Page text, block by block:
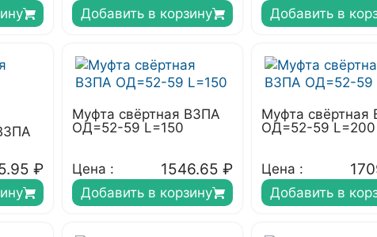
Добавить в корзину Добавить в
₽
Муфта свёртная ВЗПА
ОД=52-59 L=150
Цена : 1546.65 ₽
Добавить в корзину
Муфта свёртная
ОД=52-59 L=200
Цена :
Добавить в